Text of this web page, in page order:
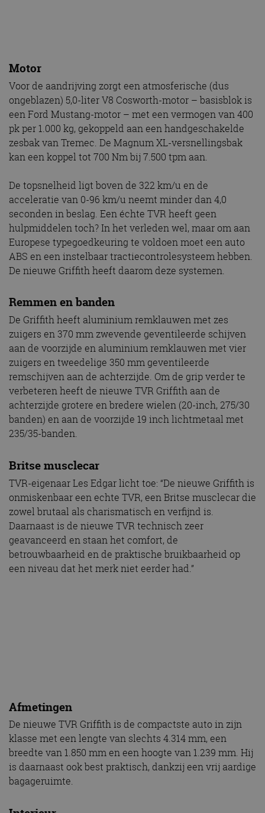
zesbak van Tremec. De Magnum XL-versnellingsbak
kan een koppel tot 700 Nm bij 7.500 tpm aan.
De topsnelheid ligt boven de 322 km/u en de
acceleratie van 0-96 km/u neemt minder dan 4,0
seconden in beslag. Een échte TVR heeft geen
hulpmiddelen toch? In het verleden wel, maar om aan
Europese typegoedkeuring te voldoen moet een auto
ABS en een instelbaar tractiecontrolesysteem hebben.
De nieuwe Griffith heeft daarom deze systemen.
Remmen en banden
De Griffith heeft aluminium remklauwen met zes
zuigers en 370 mm zwevende geventileerde schijven
aan de voorzijde en aluminium remklauwen met vier
remschijven aan de achterzijde. Om de grip verder te
verbeteren heeft de nieuwe TVR Griffith aan de
achterzijde grotere en bredere wielen (20-inch, 275/30
banden) en aan de voorzijde 19 inch lichtmetaal met
235/35-banden.
Britse musclecar
TVR-eigenaar Les Edgar licht toe: “De nieuwe Griffith is
onmiskenbaar een echte TVR, een Britse musclecar die
zowel brutaal als charismatisch en verfijnd is.
geavanceerd en staan het comfort, de
betrouwbaarheid en de praktische bruikbaarheid op
een niveau dat het merk niet eerder had.”
Afmetingen
De nieuwe TVR Griffith is de compactste auto in zijn
ontworpen instrumentencluster waar alle
bedieningsknoppen zijn bijeengebracht. Het
infotainmentsysteem, speciaal ontworpen voor TVR, is
centraal gemonteerd met een beeldscherm in
portretformaat. Het interieur is afgewerkt met leder en
andere hoogwaardige materialen.